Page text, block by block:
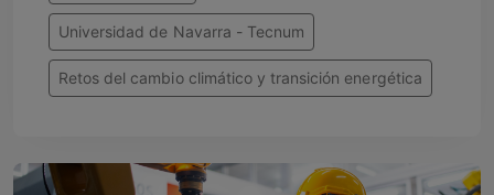
Universidad de Navarra - Tecnum
Retos del cambio climático y transición energética